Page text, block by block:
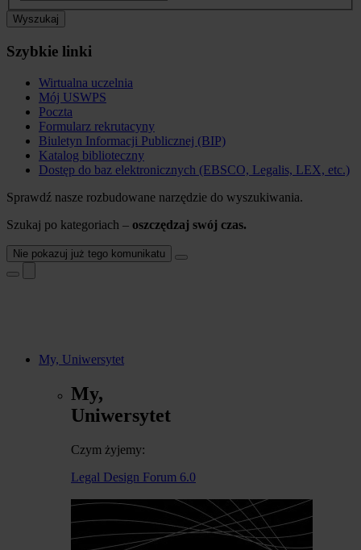
Wyszukaj
Szybkie linki
Wirtualna uczelnia
Mój USWPS
Poczta
Formularz rekrutacyny
Biuletyn Informacji Publicznej (BIP)
Katalog biblioteczny
Dostęp do baz elektronicznych (EBSCO, Legalis, LEX, etc.)
Sprawdź nasze rozbudowane narzędzie do wyszukiwania.
Szukaj po kategoriach – oszczędzaj swój czas.
Nie pokazuj już tego komunikatu
My, Uniwersytet
My,
Uniwersytet
Czym żyjemy:
Legal Design Forum 6.0